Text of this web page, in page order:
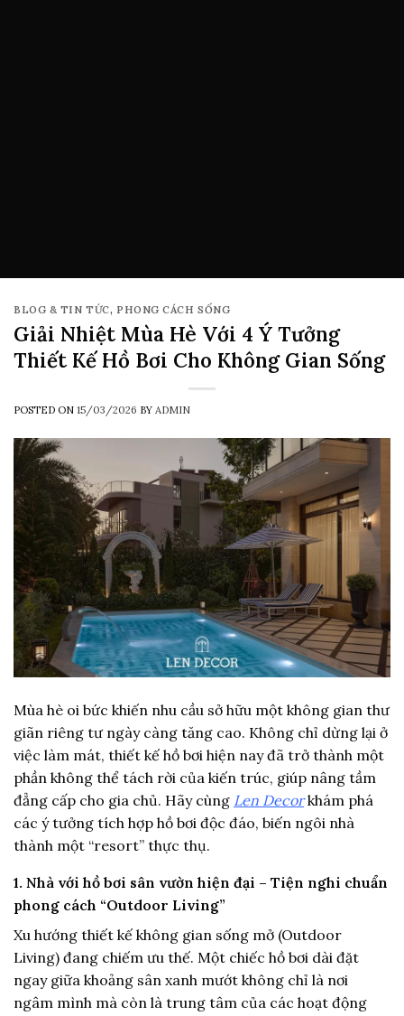
BLOG & TIN TỨC, PHONG CÁCH SỐNG
Giải Nhiệt Mùa Hè Với 4 Ý Tưởng
Thiết Kế Hồ Bơi Cho Không Gian Sống
POSTED ON 15/03/2026 BY ADMIN
Mùa hè oi bức khiến nhu cầu sở hữu một không gian thư
giãn riêng tư ngày càng tăng cao. Không chỉ dừng lại ở
việc làm mát, thiết kế hồ bơi hiện nay đã trở thành một
phần không thể tách rời của kiến trúc, giúp nâng tầm
đẳng cấp cho gia chủ. Hãy cùng Len Decorkhám phá
các ý tưởng tích hợp hồ bơi độc đáo, biến ngôi nhà
thành một “resort” thực thụ.
1. Nhà với hồ bơi sân vườn hiện đại – Tiện nghi chuẩn
phong cách “Outdoor Living”
Xu hướng thiết kế không gian sống mở (Outdoor
Living) đang chiếm ưu thế. Một chiếc hồ bơi dài đặt
ngay giữa khoảng sân xanh mướt không chỉ là nơi
ngâm mình mà còn là trung tâm của các hoạt động